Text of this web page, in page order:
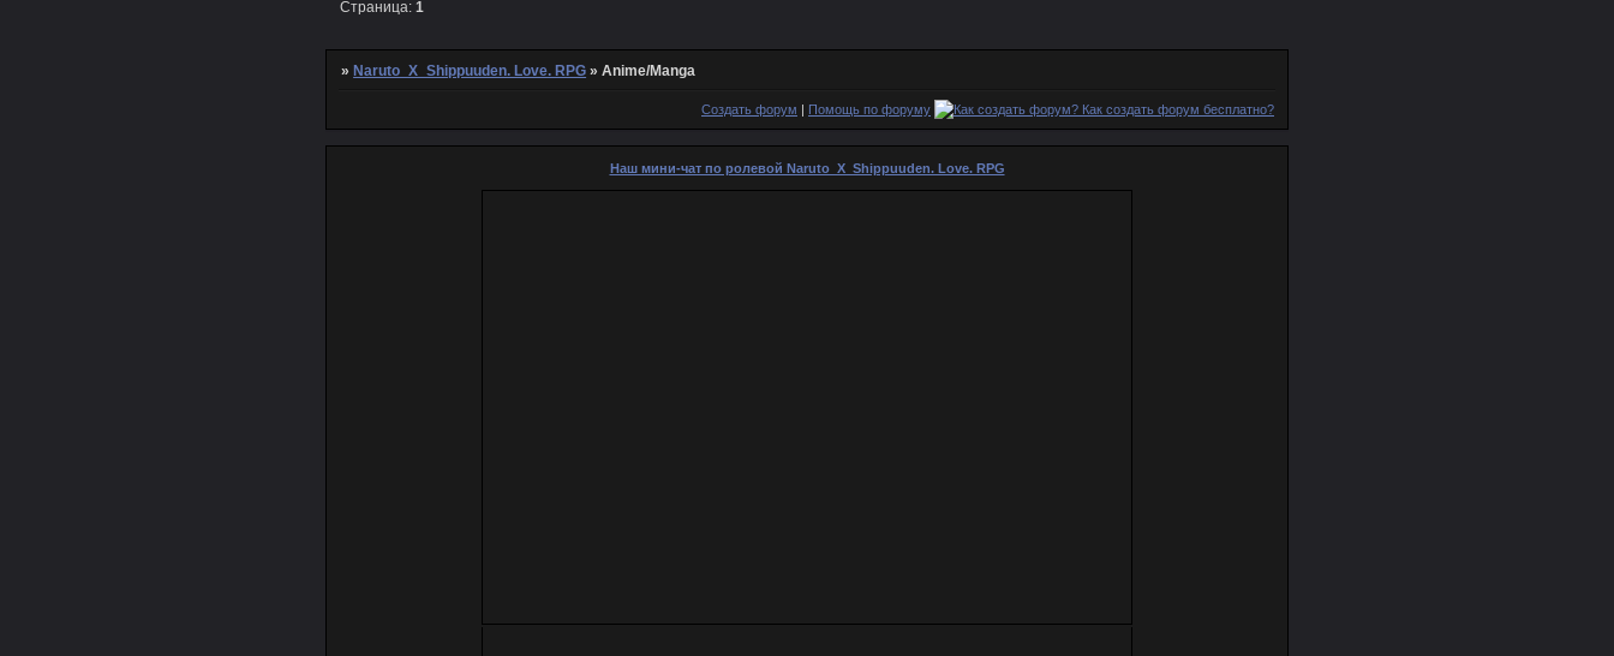
Страница:1
» Naruto_X_Shippuuden. Love. RPG »Anime/Manga
Создать форум | Помощь по форуму
Наш мини-чат по ролевой Naruto_X_Shippuuden. Love. RPG